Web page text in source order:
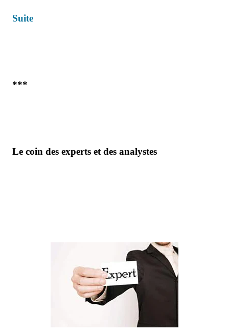
Suite
***
Le coin des experts et des analystes